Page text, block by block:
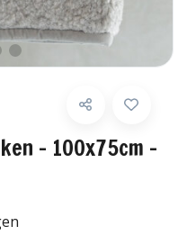
- 100x75cm -